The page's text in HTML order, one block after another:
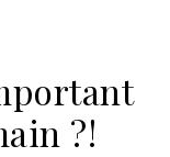
?!